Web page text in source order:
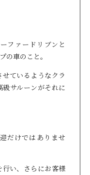
ファードリブンと
の車のこと。
ているようなクラ
サルーンがそれに
だけではありませ
い、さらにお客様